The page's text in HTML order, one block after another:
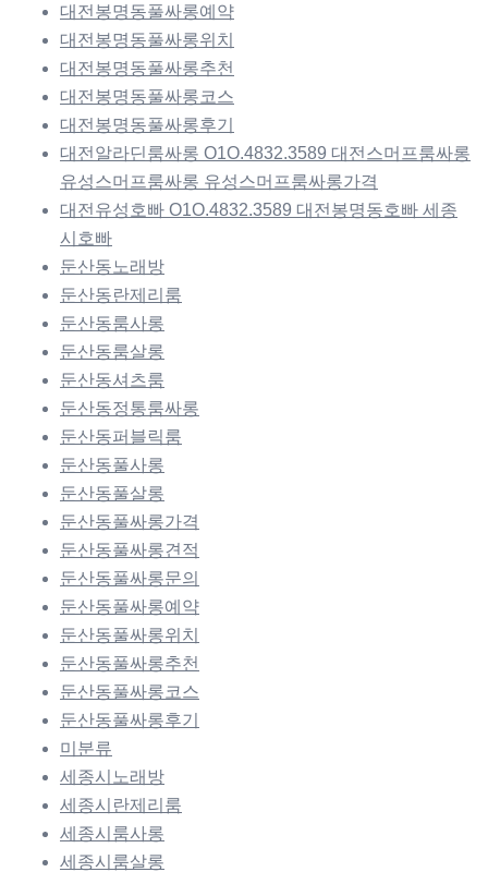
대전봉명동풀싸롱예약
대전봉명동풀싸롱위치
대전봉명동풀싸롱추천
대전봉명동풀싸롱코스
대전봉명동풀싸롱후기
대전알라딘룸싸롱 O1O.4832.3589 대전스머프룸싸롱
유성스머프룸싸롱 유성스머프룸싸롱가격
대전유성호빠 O1O.4832.3589 대전봉명동호빠 세종
시호빠
둔산동노래방
둔산동란제리룸
둔산동룸사롱
둔산동룸살롱
둔산동셔츠룸
둔산동정통룸싸롱
둔산동퍼블릭룸
둔산동풀사롱
둔산동풀살롱
둔산동풀싸롱가격
둔산동풀싸롱견적
둔산동풀싸롱문의
둔산동풀싸롱예약
둔산동풀싸롱위치
둔산동풀싸롱추천
둔산동풀싸롱코스
둔산동풀싸롱후기
미분류
세종시노래방
세종시란제리룸
세종시룸사롱
세종시룸살롱